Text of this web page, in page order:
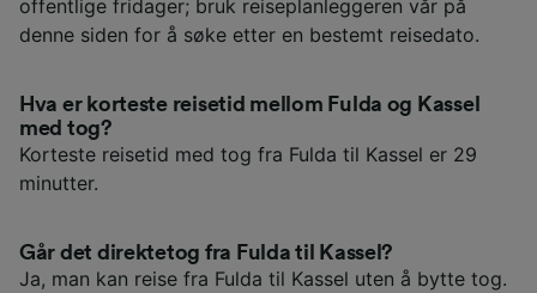
offentlige fridager; bruk reiseplanleggeren vår på
denne siden for å søke etter en bestemt reisedato.
Hva er korteste reisetid mellom Fulda og Kassel
med tog?
Korteste reisetid med tog fra Fulda til Kassel er 29
minutter.
Går det direktetog fra Fulda til Kassel?
Ja, man kan reise fra Fulda til Kassel uten å bytte tog.